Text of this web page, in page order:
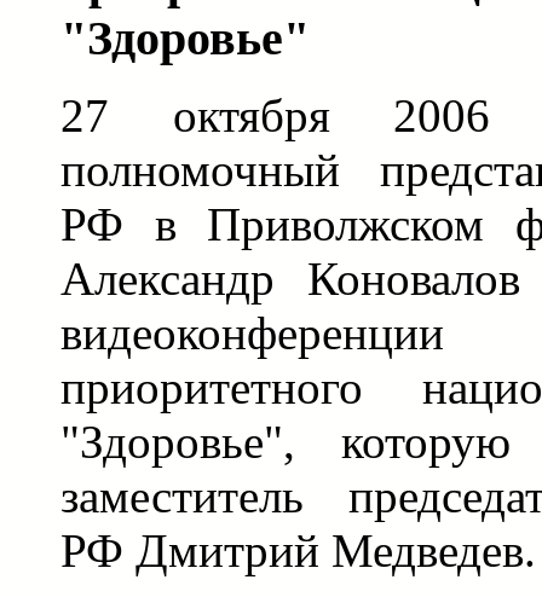
"Здоровье"
27 октября
полномочный
РФ в Приволжском
Александр
приоритетного
"Здоровье",
заместитель
РФ Дмитрий Медведев.